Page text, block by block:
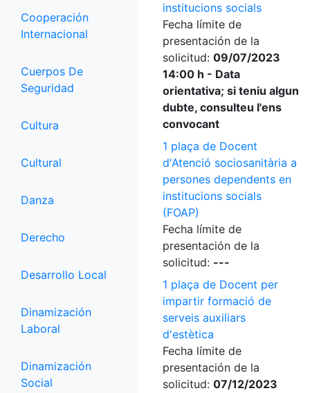
Cooperación
Internacional
Cuerpos De
Seguridad
Cultura
Cultural
Danza
Derecho
Desarrollo Local
Dinamización
Laboral
Dinamización
Social
institucions socials
Fecha límite de
presentación de la
solicitud: 09/07/2023
14:00 h - Data
orientativa; si teniu algun
dubte, consulteu l'ens
convocant
1 plaça de Docent
d'Atenció sociosanitària a
persones dependents en
institucions socials
(FOAP)
Fecha límite de
presentación de la
solicitud: ---
1 plaça de Docent per
impartir formació de
serveis auxiliars
d'estètica
Fecha límite de
presentación de la
solicitud: 07/12/2023